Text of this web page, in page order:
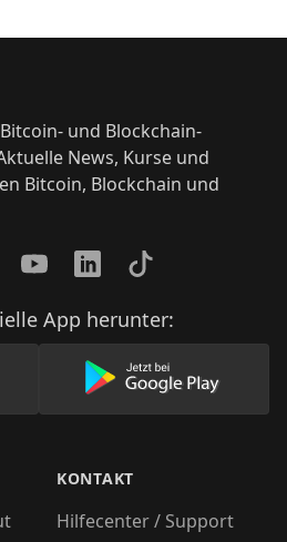
und Blockchain-
News, Kurse und
Bitcoin, Blockchain und
YouTubeLinkedInTikTok
App herunter:
App im AppStore herunter
Lade unsere
KONTAKT
Hilfecenter / Support